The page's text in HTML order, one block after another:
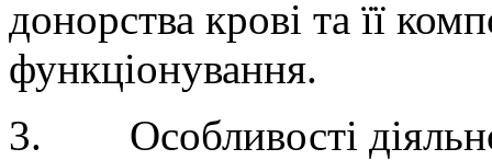
донорства крові та її
функціонування.
3. Особливості